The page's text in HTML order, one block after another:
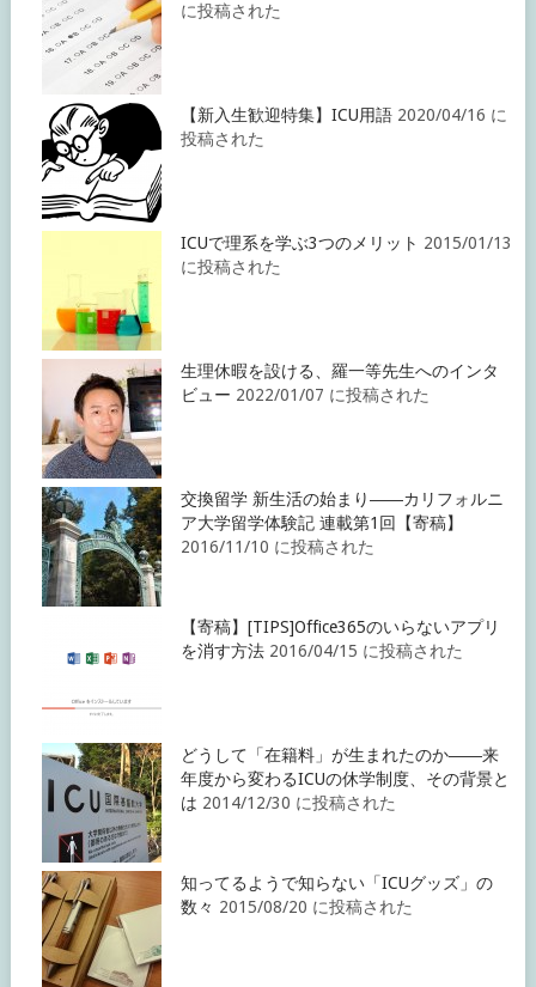
に投稿された
【新入生歓迎特集】ICU用語 2020/04/16 に
投稿された
ICUで理系を学ぶ3つのメリット 2015/01/13
に投稿された
生理休暇を設ける、羅一等先生へのインタ
ビュー 2022/01/07 に投稿された
交換留学 新生活の始まり――カリフォルニ
ア大学留学体験記 連載第1回【寄稿】
2016/11/10 に投稿された
【寄稿】[TIPS]Office365のいらないアプリ
を消す方法 2016/04/15 に投稿された
どうして「在籍料」が生まれたのか――来
年度から変わるICUの休学制度、その背景と
は 2014/12/30 に投稿された
知ってるようで知らない「ICUグッズ」の
数々 2015/08/20 に投稿された